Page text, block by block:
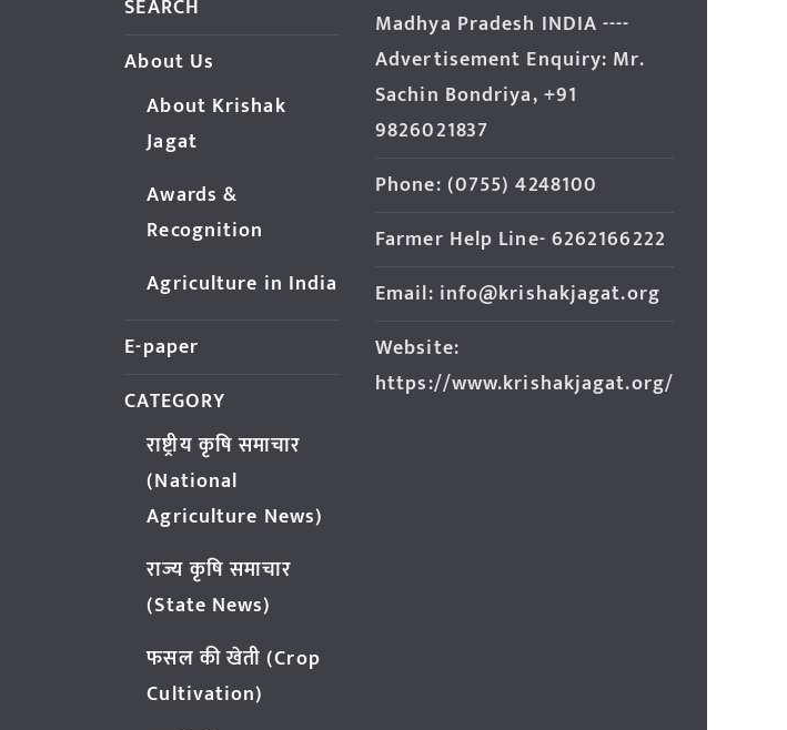
SEARCH
About Us
About Krishak
Jagat
Awards &
Recognition
Agriculture in India
E-paper
CATEGORY
राष्ट्रीय कृषि समाचार
(National
Agriculture News)
राज्य कृषि समाचार
(State News)
फसल की खेती (Crop
Cultivation)
Madhya Pradesh INDIA ----
Advertisement Enquiry: Mr.
Sachin Bondriya, +91
9826021837
Phone: (0755) 4248100
Farmer Help Line- 6262166222
Email: info@krishakjagat.org
Website:
https://www.krishakjagat.org/